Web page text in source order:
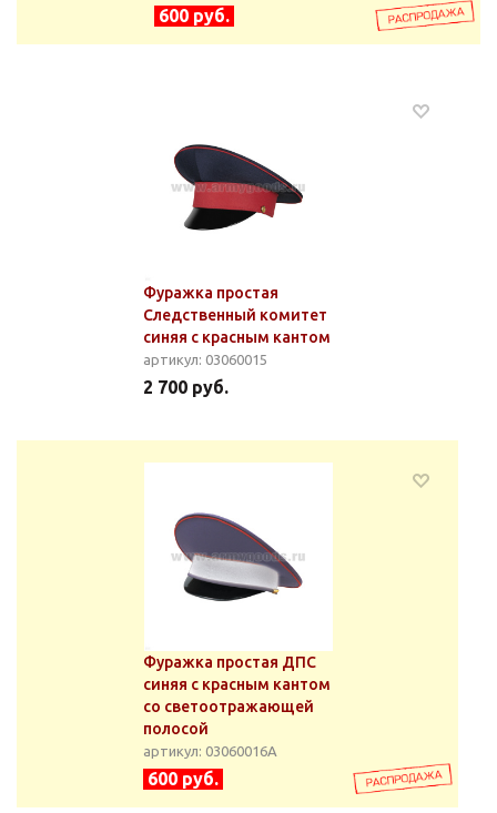
600 руб.
Фуражка простая
Следственный комитет
синяя с красным кантом
артикул: 03060015
2 700 руб.
Фуражка простая ДПС
синяя с красным кантом
со светоотражающей
полосой
артикул: 03060016А
600 руб.